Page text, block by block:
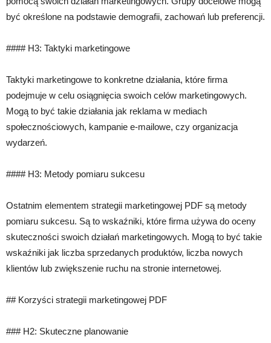
być określone na podstawie demografii, zachowań lub preferencji.
#### H3: Taktyki marketingowe
Taktyki marketingowe to konkretne działania, które firma
podejmuje w celu osiągnięcia swoich celów marketingowych.
Mogą to być takie działania jak reklama w mediach
społecznościowych, kampanie e-mailowe, czy organizacja
wydarzeń.
#### H3: Metody pomiaru sukcesu
Ostatnim elementem strategii marketingowej PDF są metody
pomiaru sukcesu. Są to wskaźniki, które firma używa do oceny
skuteczności swoich działań marketingowych. Mogą to być takie
wskaźniki jak liczba sprzedanych produktów, liczba nowych
klientów lub zwiększenie ruchu na stronie internetowej.
## Korzyści strategii marketingowej PDF
### H2: Skuteczne planowanie